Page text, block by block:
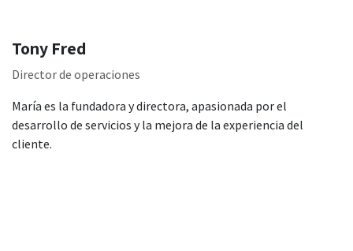
Tony Fred
Director de operaciones
María es la fundadora y directora, apasionada por el
desarrollo de servicios y la mejora de la experiencia del
cliente.